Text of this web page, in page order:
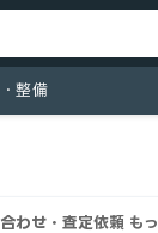
整備
わせ・査定依頼 も